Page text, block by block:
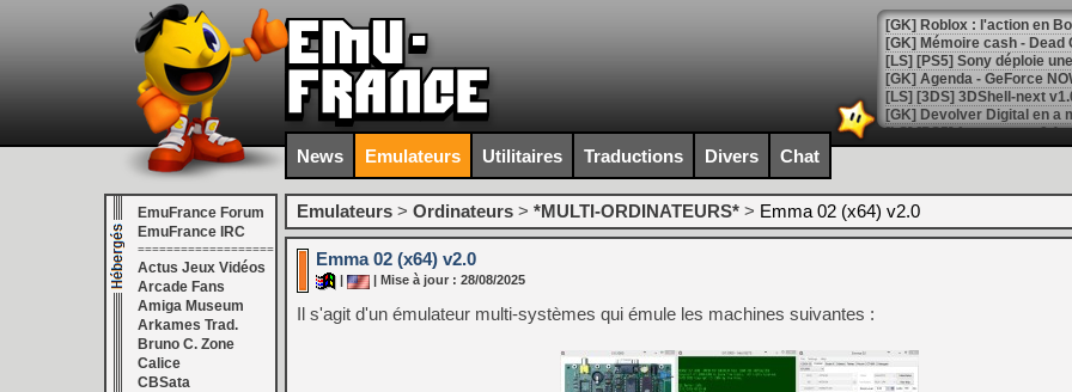
[GK] Roblox : l'action en
[GK] Agenda - GeForce
[GK] Devolver Digital en a
[LS] [PS5] ps5-y2jb-
[GK] Pourquoi Marvel
[GK] Test : Restory : Chill
[GK] GTA 6 : Rockstar
[GK] Hot Wheels Infinite
[GK] Mémoire cash -
[GK] Résultats Nintendo :
[GK] Déjà des
[Mo5] Brickboy cherche à
[GK] Minecraft et ses «
News Emulateurs Utilitaires Traductions Divers Chat
EmuFrance Forum
EmuFrance IRC
===================
Actus Jeux Vidéos
Arcade Fans
Amiga Museum
Arkames Trad.
Bruno C. Zone
Calice
CBSata
Emulateurs > Ordinateurs > *MULTI-ORDINATEURS* > Emma 02 (x64) v2.0
Emma 02 (x64) v2.0
| Mise à jour : 28/08/2025
Il s'agit d'un émulateur multi-systèmes qui émule les machines suivantes :